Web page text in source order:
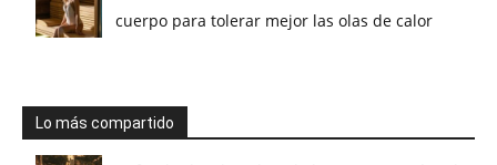
cuerpo para tolerar mejor las olas de calor
Lo más compartido